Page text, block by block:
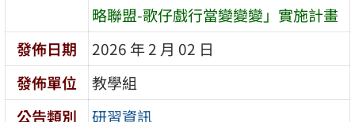
略聯盟-歌仔戲行當變變變」實施計畫
發佈日期
2026 年 2 月 02 日
發佈單位
教學組
公告類別
研習資訊